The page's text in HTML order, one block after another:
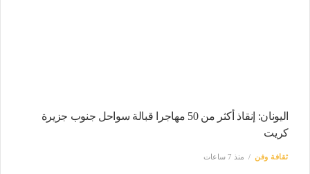
اليونان: إنقاذ أكثر من 50 مهاجرا قبالة سواحل جنوب جزيرة
كريت
ثقافة وفن منذ 7 ساعات